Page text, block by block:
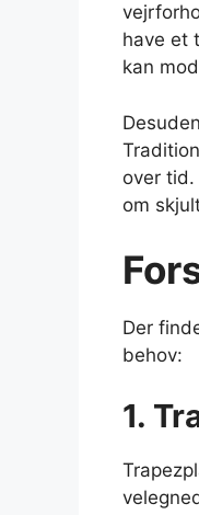
have et
kan
over
om
Der
behov:
1.